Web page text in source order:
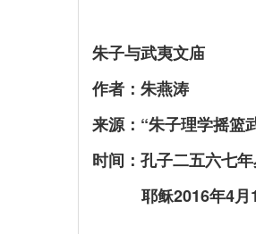
朱子与武夷文庙
作者：朱燕涛
来源：“朱子理学摇篮
时间：孔子二五六七
耶稣2016年4月